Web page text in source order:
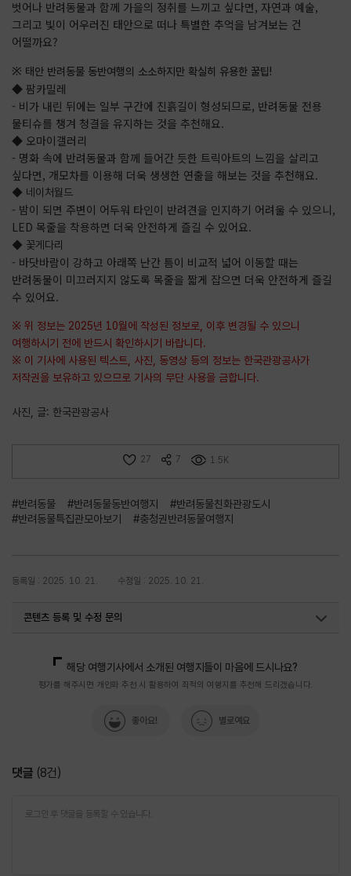
벗어나 반려동물과 함께 가을의 정취를 느끼고 싶다면, 자연과 예술,
그리고 빛이 어우러진 태안으로 떠나 특별한 추억을 남겨보는 건
어떨까요?
※ 태안 반려동물 동반여행의 소소하지만 확실히 유용한 꿀팁!
◆ 팜카밀레
- 비가 내린 뒤에는 일부 구간에 진흙길이 형성되므로, 반려동물 전용
물티슈를 챙겨 청결을 유지하는 것을 추천해요.
◆ 오마이갤러리
- 명화 속에 반려동물과 함께 들어간 듯한 트릭아트의 느낌을 살리고
싶다면, 개모차를 이용해 더욱 생생한 연출을 해보는 것을 추천해요.
◆ 네이처월드
- 밤이 되면 주변이 어두워 타인이 반려견을 인지하기 어려울 수 있으니,
LED 목줄을 착용하면 더욱 안전하게 즐길 수 있어요.
◆ 꽃게다리
- 바닷바람이 강하고 아래쪽 난간 틈이 비교적 넓어 이동할 때는
반려동물이 미끄러지지 않도록 목줄을 짧게 잡으면 더욱 안전하게 즐길
수 있어요.
※ 위 정보는 2025년 10월에 작성된 정보로, 이후 변경될 수 있으니
여행하시기 전에 반드시 확인하시기 바랍니다.
※ 이 기사에 사용된 텍스트, 사진, 동영상 등의 정보는 한국관광공사가
저작권을 보유하고 있으므로 기사의 무단 사용을 금합니다.
사진, 글: 한국관광공사
27 7 1.5K
#반려동물 #반려동물동반여행지
#반려동물친화관광도시
#반려동물특집관모아보기
#충청권반려동물여행지
등록일 : 2025. 10. 21. 수정일 : 2025. 10. 21.
콘텐츠 등록 및 수정 문의
해당 여행기사에서 소개된 여행지들이 마음에 드시나요?
평가를 해주시면 개인화 추천 시 활용하여 최적의 여행지를 추천해 드리겠습니다.
좋아요! 별로예요
댓글 (8건)